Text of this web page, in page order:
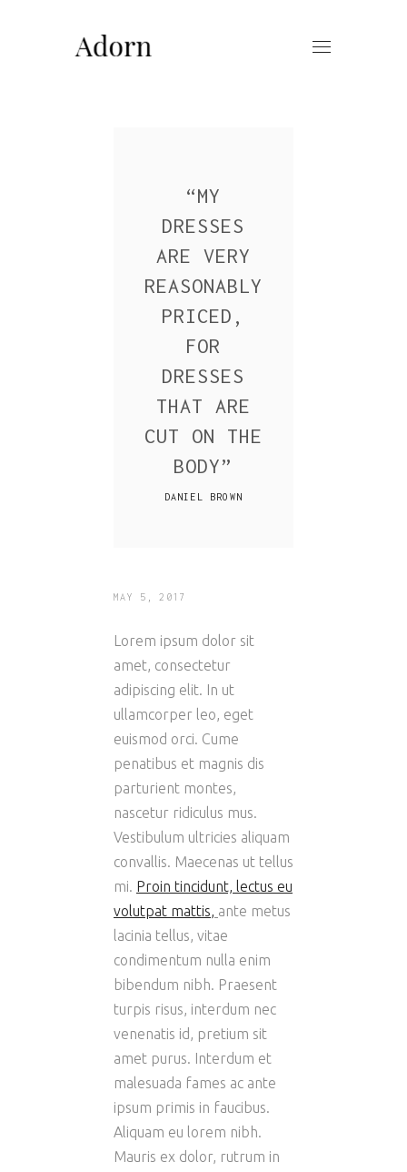
“MY
DRESSES
ARE VERY
REASONABLY
PRICED,
FOR
DRESSES
THAT ARE
CUT ON THE
BODY”
DANIEL BROWN
MAY 5, 2017
Lorem ipsum dolor sit
amet, consectetur
adipiscing elit. In ut
ullamcorper leo, eget
euismod orci. Cume
penatibus et magnis dis
parturient montes,
nascetur ridiculus mus.
Vestibulum ultricies aliquam
convallis. Maecenas ut tellus
mi. Proin tincidunt, lectus eu
volutpat mattis, ante metus
lacinia tellus, vitae
condimentum nulla enim
bibendum nibh. Praesent
turpis risus, interdum nec
venenatis id, pretium sit
amet purus. Interdum et
malesuada fames ac ante
ipsum primis in faucibus.
Aliquam eu lorem nibh.
Mauris ex dolor, rutrum in